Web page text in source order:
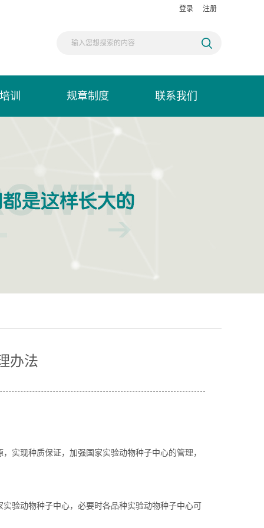
登录 注册
训 规章制度 联系我们
办法
现种质保证，加强国家实验动物种子中心的管理，
验动物种子中心，必要时各品种实验动物种子中心可